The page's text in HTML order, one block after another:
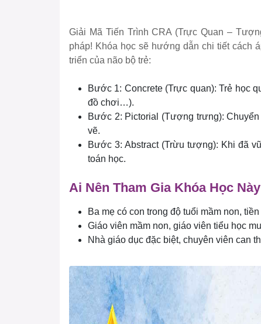
Giải Mã Tiến Trình CRA (Trực Quan –
pháp! Khóa học sẽ hướng dẫn chi tiết
triển của não bộ trẻ:
Bước 1: Concrete (Trực quan): Trẻ học
đồ chơi…).
Bước 2: Pictorial (Tượng trưng):
vẽ.
Bước 3: Abstract (Trừu tượng): Khi đã
toán học.
Ai Nên Tham Gia Khóa Học
Ba mẹ có con trong độ tuổi mầm non,
Giáo viên mầm non, giáo viên tiểu học
Nhà giáo dục đặc biệt, chuyên viên can